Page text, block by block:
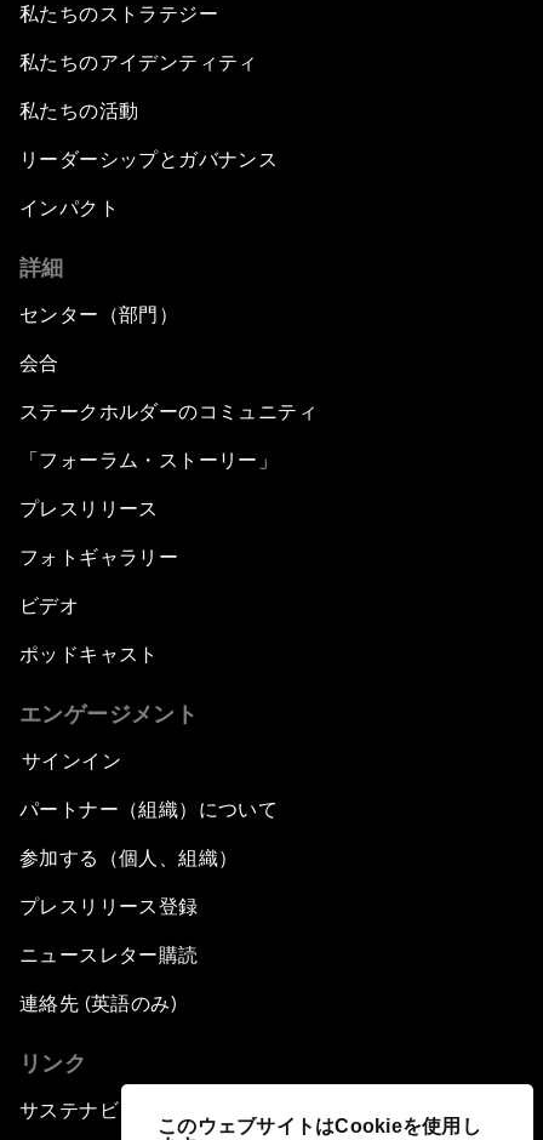
このウェブサイトはCookieを使用し
私たちのストラテジー
私たちのアイデンティティ
私たちの活動
リーダーシップとガバナンス
インパクト
詳細
センター（部門）
会合
ステークホルダーのコミュニティ
「フォーラム・ストーリー」
プレスリリース
フォトギャラリー
ビデオ
ポッドキャスト
エンゲージメント
サインイン
パートナー（組織）について
参加する（個人、組織）
プレスリリース登録
ニュースレター購読
連絡先 (英語のみ)
リンク
サステナビリティへの取り組み